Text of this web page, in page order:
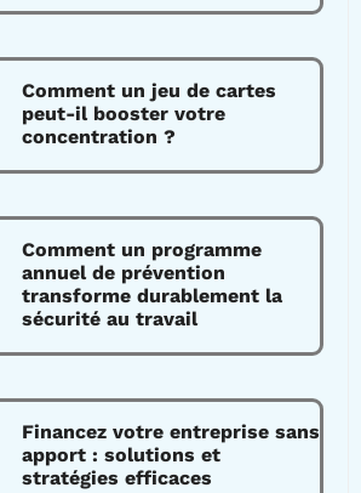
Comment un jeu de cartes
peut-il booster votre
concentration ?
Comment un programme
annuel de prévention
transforme durablement la
sécurité au travail
Financez votre entreprise sans
apport : solutions et
stratégies efficaces